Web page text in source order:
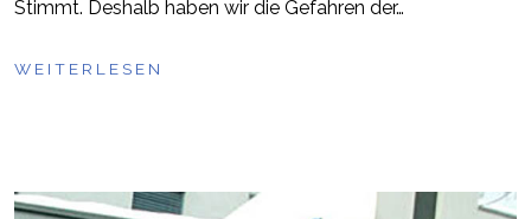
Stimmt. Deshalb haben wir die Gefahren der…
WEITERLESEN